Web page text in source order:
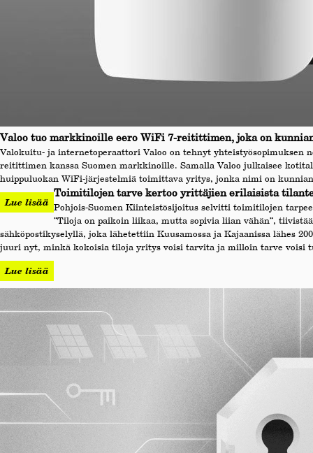
Valoo tuo markkinoille eero WiFi 7-reitittimen, joka on
Valokuitu- ja internetoperaattori Valoo on tehnyt yhteistyösopimuksen
reitittimen kanssa Suomen markkinoille. Samalla Valoo julkaisee
huippuluokan WiFi-järjestelmiä toimittava yritys, jonka nimi on
Lue lisää
Toimitilojen tarve kertoo yrittäjien erilaisista
Pohjois-Suomen Kiinteistösijoitus selvitti toimitilojen
”Tiloja on paikoin liikaa, mutta sopivia liian vähän”,
sähköpostikyselyllä, joka lähetettiin Kuusamossa ja Kajaanissa lähes
juuri nyt, minkä kokoisia tiloja yritys voisi tarvita ja milloin tarve voisi
Lue lisää